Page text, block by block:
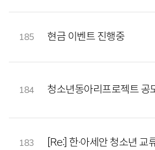
185 현금 이벤트 진행중
184 청소년동아리프로젝트 공
183 [Re:] 한·아세안 청소년 교